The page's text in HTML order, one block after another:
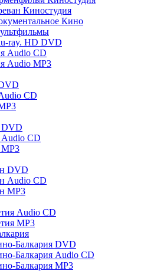
Киностудия
Кино
ray. HD DVD
Audio CD
Audio MP3
CD
DVD
CD
DVD
Audio CD
MP3
Audio CD
MP3
Балкария DVD
Балкария Audio CD
Балкария MP3